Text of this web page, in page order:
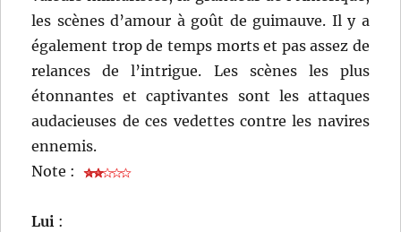
les scènes d’amour à goût de guimauve. Il y a
également trop de temps morts et pas assez de
relances de l’intrigue. Les scènes les plus
étonnantes et captivantes sont les attaques
audacieuses de ces vedettes contre les navires
ennemis.
Note :
Lui :